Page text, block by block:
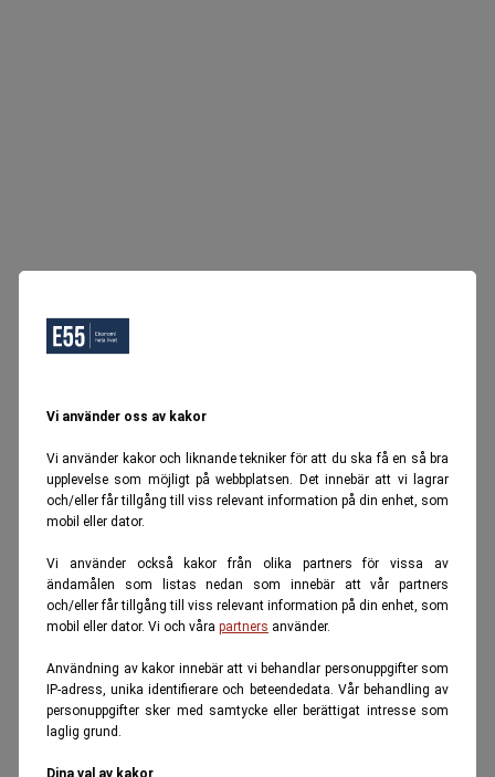
Vi använder oss av kakor
Vi använder kakor och liknande tekniker för att du ska få en så bra
upplevelse som möjligt på webbplatsen. Det innebär att vi lagrar
och/eller får tillgång till viss relevant information på din enhet, som
mobil eller dator.
Vi använder också kakor från olika partners för vissa av
ändamålen som listas nedan som innebär att vår partners
och/eller får tillgång till viss relevant information på din enhet, som
mobil eller dator. Vi och våra partners använder.
Användning av kakor innebär att vi behandlar personuppgifter som
IP-adress, unika identifierare och beteendedata. Vår behandling av
personuppgifter sker med samtycke eller berättigat intresse som
laglig grund.
Dina val av kakor